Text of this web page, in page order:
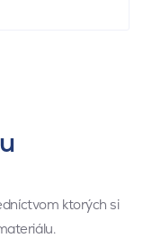
ktorých si